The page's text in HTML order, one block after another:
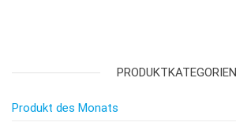
PRODUKTKATEGORIEN
Produkt des Monats